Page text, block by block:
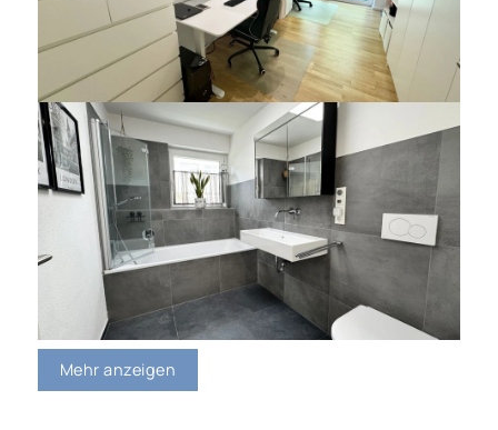
Mehr anzeigen